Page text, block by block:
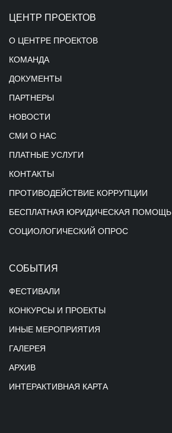
ЦЕНТР ПРОЕКТОВ
О ЦЕНТРЕ ПРОЕКТОВ
КОМАНДА
ДОКУМЕНТЫ
ПАРТНЕРЫ
НОВОСТИ
СМИ О НАС
ПЛАТНЫЕ УСЛУГИ
КОНТАКТЫ
ПРОТИВОДЕЙСТВИЕ КОРРУПЦИИ
БЕСПЛАТНАЯ ЮРИДИЧЕСКАЯ ПОМОЩЬ
СОЦИОЛОГИЧЕСКИЙ ОПРОС
СОБЫТИЯ
ФЕСТИВАЛИ
КОНКУРСЫ И ПРОЕКТЫ
ИНЫЕ МЕРОПРИЯТИЯ
ГАЛЕРЕЯ
АРХИВ
ИНТЕРАКТИВНАЯ КАРТА